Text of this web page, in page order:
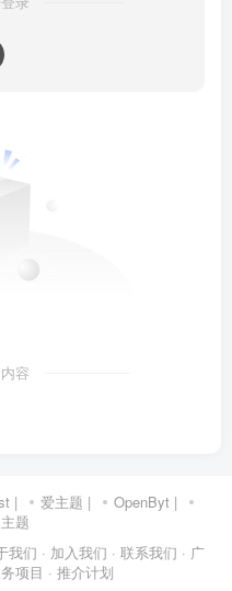
容
| 爱主题 | OpenByt |
题
我们 · 加入我们 · 联系我们 · 广
项目 · 推介计划